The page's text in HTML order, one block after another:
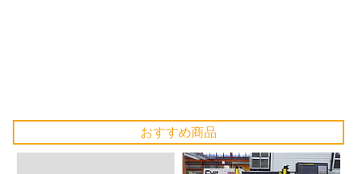
おすすめ商品